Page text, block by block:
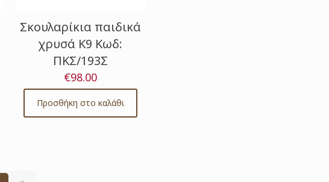
Σκουλαρίκια παιδικά
χρυσά Κ9 Κωδ:
ΠΚΣ/193Σ
€98.00
Προσθήκη στο καλάθι